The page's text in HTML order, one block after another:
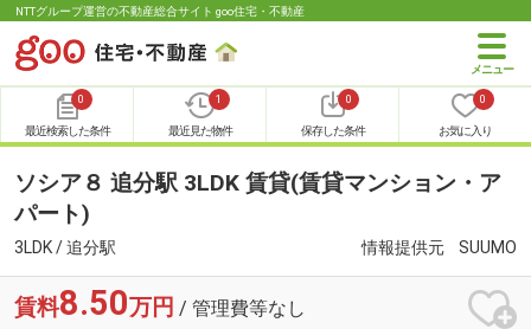
NTTグループ運営の不動産総合サイト goo住宅・不動産
0
最近検索した条件
1
最近見た物件
0
保存した条件
0
お気に入り
ソシア８ 追分駅 3LDK 賃貸(賃貸マンション・ア
パート)
3LDK / 追分駅 情報提供元 SUUMO
賃料8.50万円 / 管理費等なし